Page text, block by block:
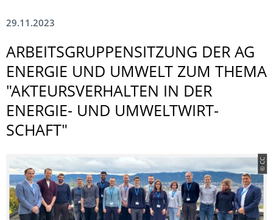
29.11.2023
ARBEITSGRUPPEN­SITZUNG DER AG
ENERGIE UND UMWELT ZUM THEMA
"AKTEURSVERHAL­TEN IN DER
ENERGIE- UND UMWELTWIRT­
SCHAFT"
© CC